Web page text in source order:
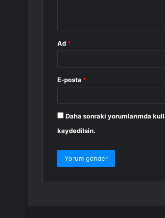
Ad *
E-posta *
Daha sonraki yorumlarımda
kaydedilsin.